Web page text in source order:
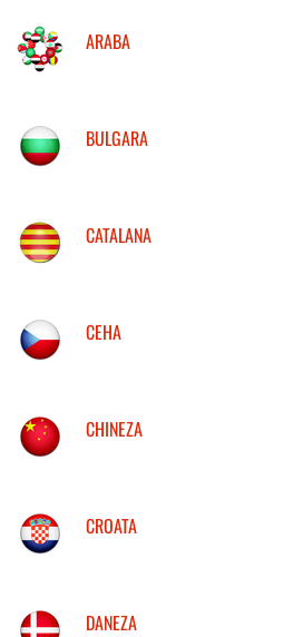
ARABA
BULGARA
CATALANA
CEHA
CHINEZA
CROATA
DANEZA